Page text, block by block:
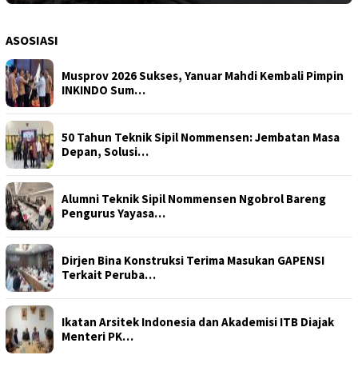
ASOSIASI
Musprov 2026 Sukses, Yanuar Mahdi Kembali Pimpin
INKINDO Sum…
50 Tahun Teknik Sipil Nommensen: Jembatan Masa
Depan, Solusi…
Alumni Teknik Sipil Nommensen Ngobrol Bareng
Pengurus Yayasa…
Dirjen Bina Konstruksi Terima Masukan GAPENSI
Terkait Peruba…
Ikatan Arsitek Indonesia dan Akademisi ITB Diajak
Menteri PK…